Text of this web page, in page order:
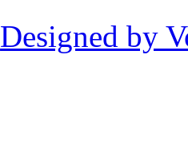
Designed by